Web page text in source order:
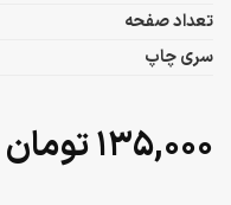
تعداد صفحه
سری چاپ
۱۳۵,۰۰۰تومان